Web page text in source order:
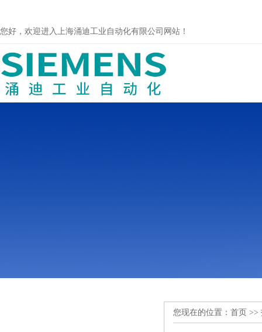
您好，欢迎进入上海涌迪工业自动化有限公司网站！
您现在的位置： 首页 >>